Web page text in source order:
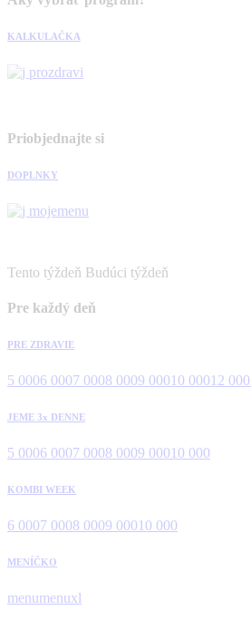
KALKULAČKA
Priobjednajte si
DOPLNKY
Tento týždeň Budúci týždeň
Pre každý deň
PRE ZDRAVIE
5 0006 0007 0008 0009 00010 00012 000
JEME 3x DENNE
5 0006 0007 0008 0009 00010 000
KOMBI WEEK
6 0007 0008 0009 00010 000
MENÍČKO
menumenuxl